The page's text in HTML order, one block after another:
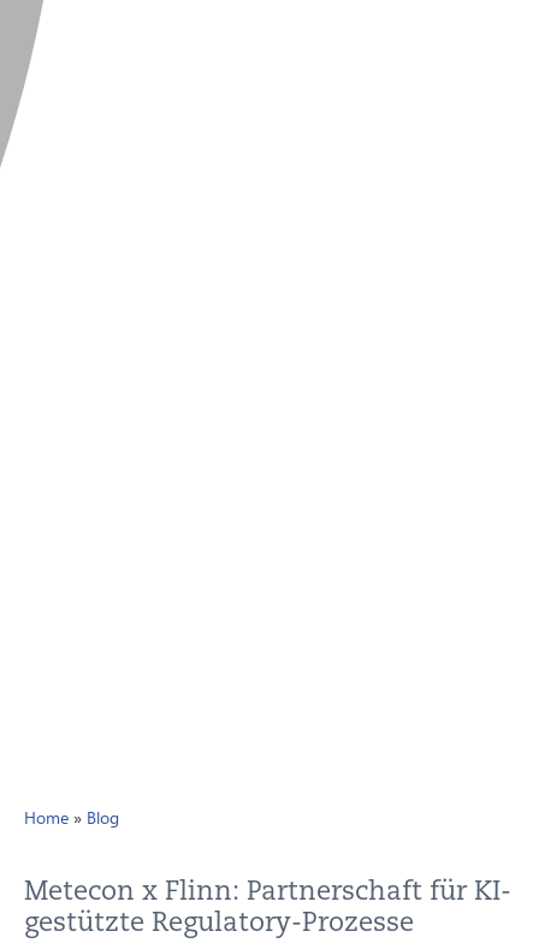
Home » Blog
Metecon x Flinn: Partnerschaft für KI-
gestützte Regulatory-Prozesse